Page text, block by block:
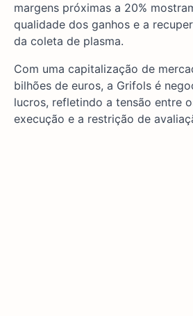
margens próximas a 20%
qualidade dos ganhos e a
da coleta de plasma.
Com uma capitalização de
bilhões de euros, a Grifols é
lucros, refletindo a tensão entre
execução e a restrição de